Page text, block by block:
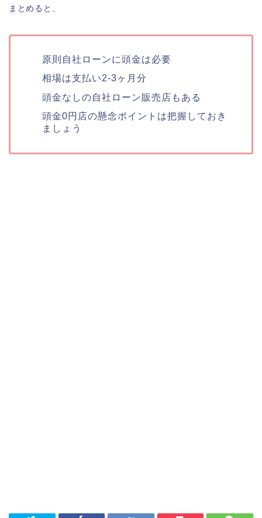
まとめると、
原則自社ローンに頭金は必要
相場は支払い2-3ヶ月分
頭金なしの自社ローン販売店もある
頭金0円店の懸念ポイントは把握しておき
ましょう